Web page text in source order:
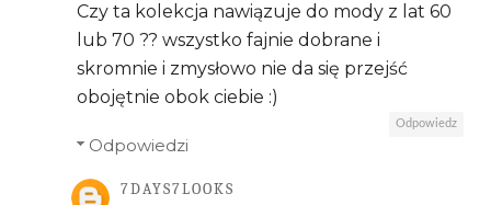
Czy ta kolekcja nawiązuje do mody z lat 60
lub 70 ?? wszystko fajnie dobrane i
skromnie i zmysłowo nie da się przejść
obojętnie obok ciebie :)
Odpowiedz
Odpowiedzi
7DAYS7LOOKS